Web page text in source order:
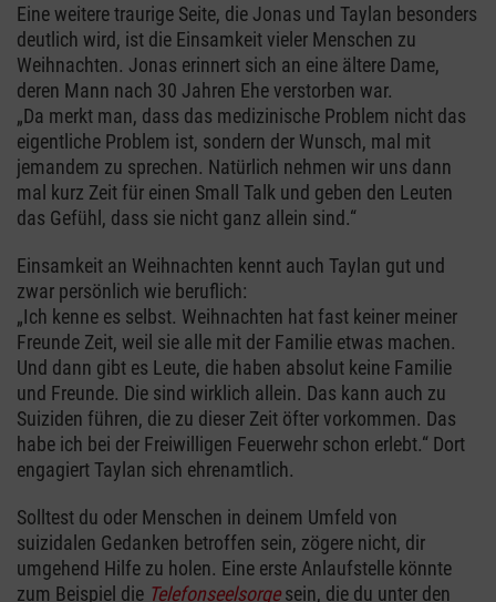
Eine weitere traurige Seite, die Jonas und Taylan besonders
deutlich wird, ist die Einsamkeit vieler Menschen zu
Weihnachten. Jonas erinnert sich an eine ältere Dame,
deren Mann nach 30 Jahren Ehe verstorben war.
„Da merkt man, dass das medizinische Problem nicht das
eigentliche Problem ist, sondern der Wunsch, mal mit
jemandem zu sprechen. Natürlich nehmen wir uns dann
mal kurz Zeit für einen Small Talk und geben den Leuten
das Gefühl, dass sie nicht ganz allein sind.“
Einsamkeit an Weihnachten kennt auch Taylan gut und
zwar persönlich wie beruflich:
„Ich kenne es selbst. Weihnachten hat fast keiner meiner
Freunde Zeit, weil sie alle mit der Familie etwas machen.
Und dann gibt es Leute, die haben absolut keine Familie
und Freunde. Die sind wirklich allein. Das kann auch zu
Suiziden führen, die zu dieser Zeit öfter vorkommen. Das
habe ich bei der Freiwilligen Feuerwehr schon erlebt.“ Dort
engagiert Taylan sich ehrenamtlich.
Solltest du oder Menschen in deinem Umfeld von
suizidalen Gedanken betroffen sein, zögere nicht, dir
umgehend Hilfe zu holen. Eine erste Anlaufstelle könnte
zum Beispiel die Telefonseelsorgesein, die du unter den